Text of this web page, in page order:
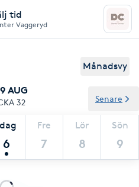
tid
Vaggeryd
Månadsvy
AUG
32
6
Fre
7
Lör
8
Sön
9
Senare